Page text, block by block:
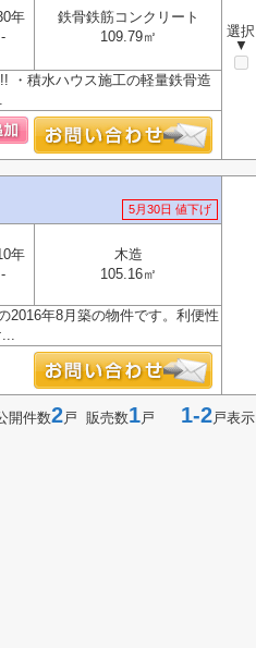
選択
▼
年
-
鉄骨鉄筋コンクリート
109.79㎡
・積水ハウス施工の軽量鉄骨造
5月30日 値下げ
年
-
木造
105.16㎡
2016年8月築の物件です。利便性
開件数2戸 販売数1戸 1-2戸表示